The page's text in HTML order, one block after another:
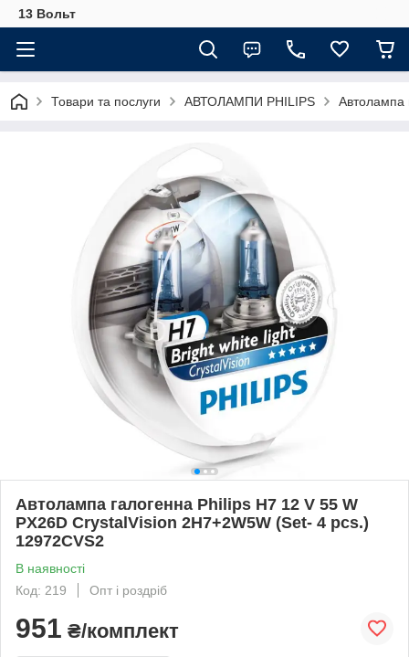
13 Вольт
Товари та послуги АВТОЛАМПИ PHILIPS Автолампа
Автолампа галогенна Philips H7 12 V 55 W
PX26D CrystalVision 2H7+2W5W (Set- 4 pcs.)
12972CVS2
В наявності
Код: 219
Опт і роздріб
951 ₴/комплект